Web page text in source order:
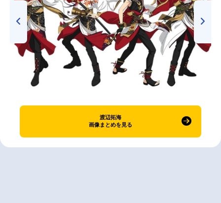
渡辺拓海
画像まとめを見る